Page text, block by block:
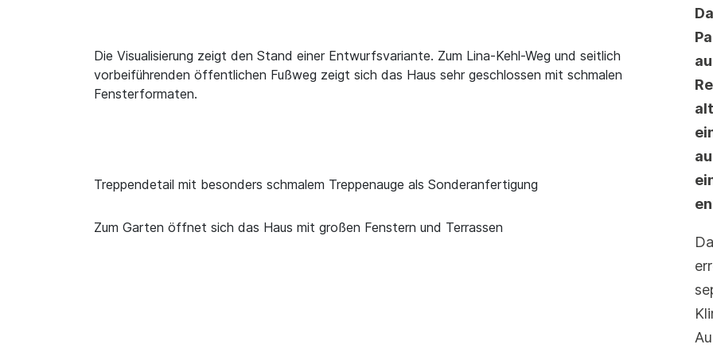
Die Visualisierung zeigt den Stand einer Entwurfsvariante. Zum Lina-Kehl-Weg und seitlich
vorbeiführenden öffentlichen Fußweg zeigt sich das Haus sehr geschlossen mit schmalen
Fensterformaten.
Treppendetail mit besonders schmalem Treppenauge als Sonderanfertigung
Zum Garten öffnet sich das Haus mit großen Fenstern und Terrassen